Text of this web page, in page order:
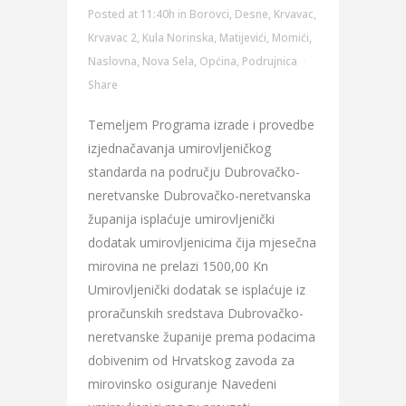
Posted at 11:40h in Borovci, Desne, Krvavac,
Krvavac 2, Kula Norinska, Matijevići, Momići,
Naslovna, Nova Sela, Općina, Podrujnica
Share
Temeljem Programa izrade i provedbe
izjednačavanja umirovljeničkog
standarda na području Dubrovačko-
neretvanske Dubrovačko-neretvanska
županija isplaćuje umirovljenički
dodatak umirovljenicima čija mjesečna
mirovina ne prelazi 1500,00 Kn
Umirovljenički dodatak se isplaćuje iz
proračunskih sredstava Dubrovačko-
neretvanske županije prema podacima
dobivenim od Hrvatskog zavoda za
mirovinsko osiguranje Navedeni